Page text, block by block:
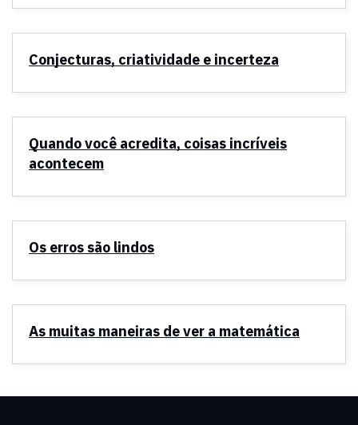
Conjecturas, criatividade e incerteza
Quando você acredita, coisas incríveis
acontecem
Os erros são lindos
As muitas maneiras de ver a matemática